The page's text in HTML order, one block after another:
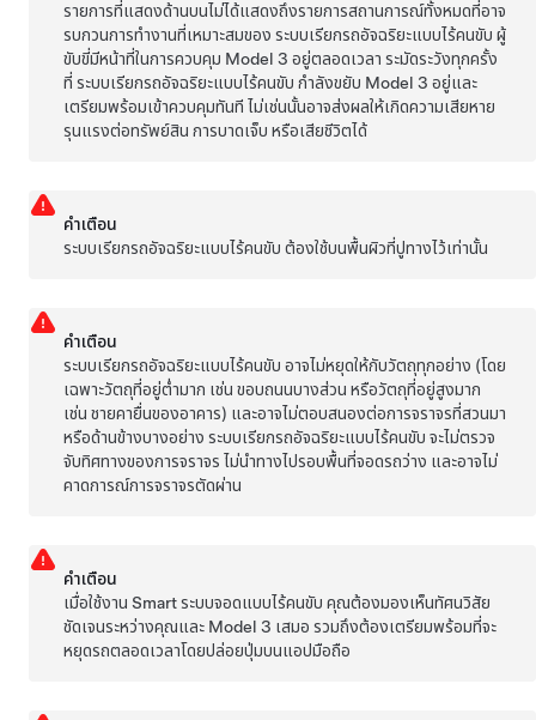
รายการที่แสดงด้านบนไม่ได้แสดงถึงรายการสถานการณ์ทั้งหมดที่อาจ
รบกวนการทำงานที่เหมาะสมของระบบเรียกรถอัจฉริยะแบบไร้คนขับ ผู้
ขับขี่มีหน้าที่ในการควบคุม Model 3 อยู่ตลอดเวลา ระมัดระวังทุกครั้ง
ที่ระบบเรียกรถอัจฉริยะแบบไร้คนขับ กำลังขยับ Model 3 อยู่และ
เตรียมพร้อมเข้าควบคุมทันที ไม่เช่นนั้นอาจส่งผลให้เกิดความเสียหาย
รุนแรงต่อทรัพย์สิน การบาดเจ็บ หรือเสียชีวิตได้
คำเตือน
ระบบเรียกรถอัจฉริยะแบบไร้คนขับ ต้องใช้บนพื้นผิวที่ปูทางไว้เท่านั้น
คำเตือน
ระบบเรียกรถอัจฉริยะแบบไร้คนขับ อาจไม่หยุดให้กับวัตถุทุกอย่าง (โดย
เฉพาะวัตถุที่อยู่ต่ำมาก เช่น ขอบถนนบางส่วน หรือวัตถุที่อยู่สูงมาก
เช่น ชายคายื่นของอาคาร) และอาจไม่ตอบสนองต่อการจราจรที่สวนมา
หรือด้านข้างบางอย่างระบบเรียกรถอัจฉริยะแบบไร้คนขับ จะไม่ตรวจ
จับทิศทางของการจราจร ไม่นำทางไปรอบพื้นที่จอดรถว่าง และอาจไม่
คาดการณ์การจราจรตัดผ่าน
คำเตือน
เมื่อใช้งาน Smartระบบจอดแบบไร้คนขับ คุณต้องมองเห็นทัศนวิสัย
ชัดเจนระหว่างคุณและ Model 3 เสมอ รวมถึงต้องเตรียมพร้อมที่จะ
หยุดรถตลอดเวลาโดยปล่อยปุ่มบนแอปมือถือ